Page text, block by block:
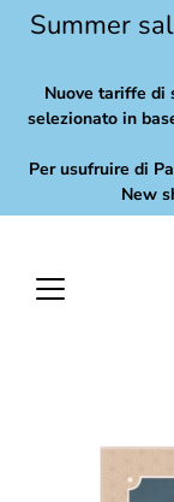
SkipSummer
Nuove tariffe di
selezionato in
Per usufruire di
New